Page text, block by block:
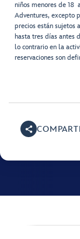
niños menores de 18
Adventures, excepto
precios están sujetos
hasta tres días antes
lo contrario en la
reservaciones son